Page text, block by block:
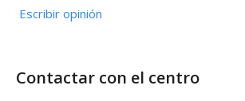
Escribir opinión
Contactar con el centro